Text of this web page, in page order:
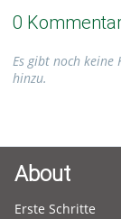
0
Es gibt noch keine
hinzu.
About
Erste Schritte